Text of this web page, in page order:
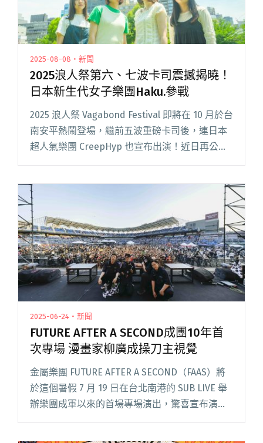
2025-08-08・新聞
2025浪人祭第六、七波卡司震撼揭曉！
日本新生代女子樂團Haku.參戰
2025 浪人祭 Vagabond Festival 即將在 10 月於台
南安平熱鬧登場，繼前五波重磅卡司後，連日本
超人氣樂團 CreepHyp 也宣布出演！近日再公開
第六、七波卡司震撼揭曉！日本新生代女子樂團
Haku.參戰"
2025-06-24・新聞
FUTURE AFTER A SECOND成團10年首
次專場 漫畫家柳廣成操刀主視覺
金屬樂團 FUTURE AFTER A SECOND（FAAS）將
於這個暑假 7 月 19 日在台北南港的 SUB LIVE 舉
辦樂團成軍以來的首場專場演出，驚喜宣布演唱
會嘉賓為話題饒舌新星創作人 wannasleep。